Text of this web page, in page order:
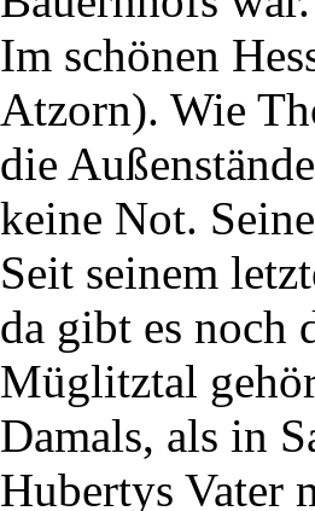
Im schönen
Atzorn). Wie
die
keine Not.
Seit seinem
da gibt es noch
Müglitztal
Damals, als in
Hubertys Vater